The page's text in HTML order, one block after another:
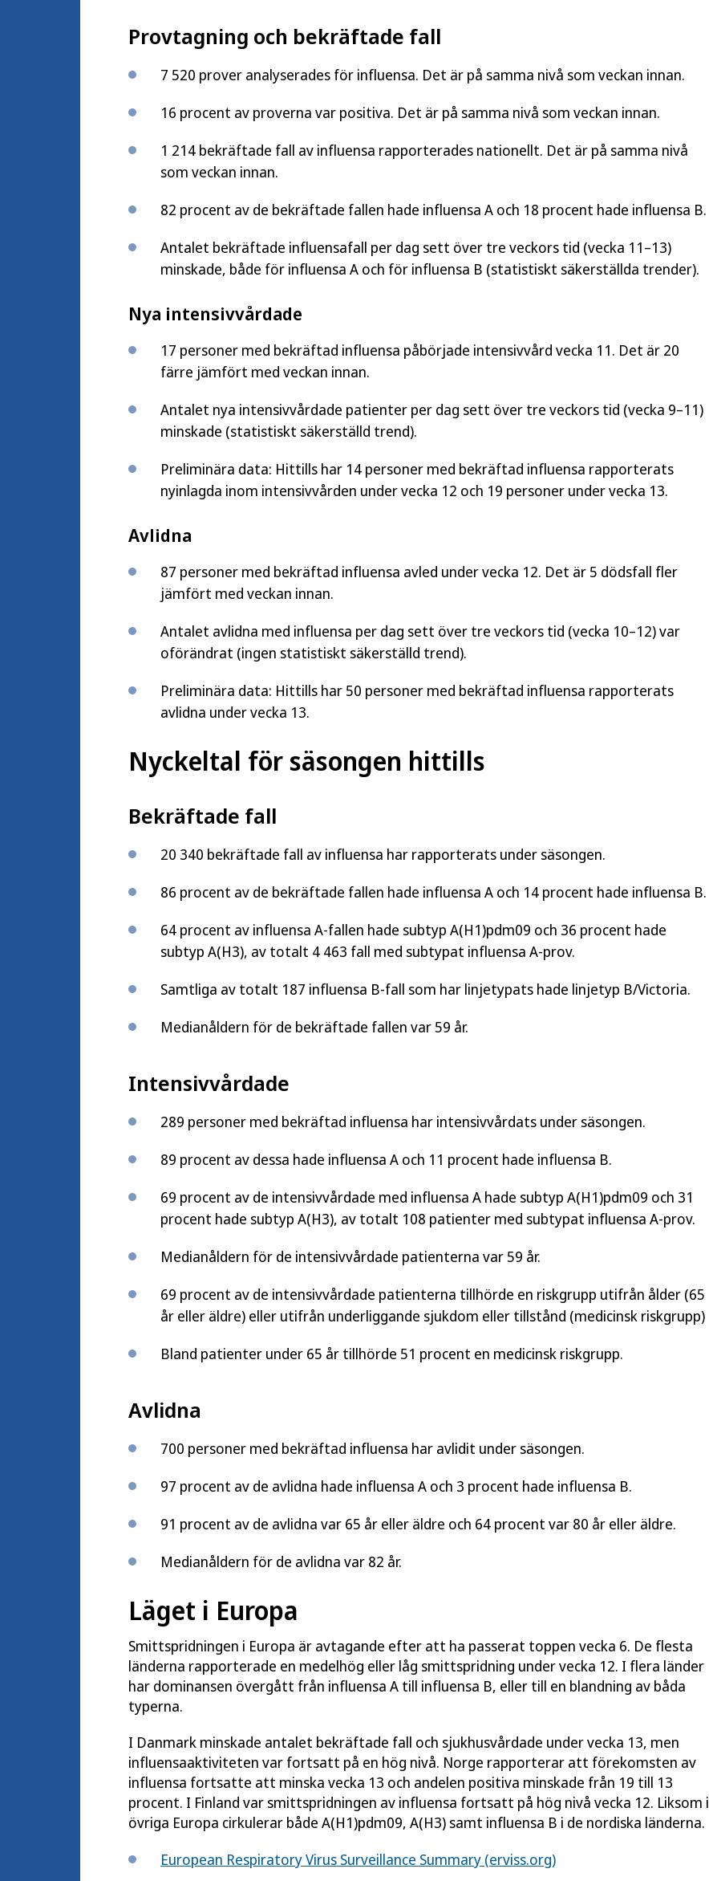
Provtagning och bekräftade fall
7 520 prover analyserades för influensa. Det är på samma nivå som veckan innan.
16 procent av proverna var positiva. Det är på samma nivå som veckan innan.
1 214 bekräftade fall av influensa rapporterades nationellt. Det är på samma nivå
som veckan innan.
82 procent av de bekräftade fallen hade influensa A och 18 procent hade influensa B.
Antalet bekräftade influensafall per dag sett över tre veckors tid (vecka 11–13)
minskade, både för influensa A och för influensa B (statistiskt säkerställda trender).
Nya intensivvårdade
17 personer med bekräftad influensa påbörjade intensivvård vecka 11. Det är 20
färre jämfört med veckan innan.
Antalet nya intensivvårdade patienter per dag sett över tre veckors tid (vecka 9–11)
minskade (statistiskt säkerställd trend).
Preliminära data: Hittills har 14 personer med bekräftad influensa rapporterats
nyinlagda inom intensivvården under vecka 12 och 19 personer under vecka 13.
Avlidna
87 personer med bekräftad influensa avled under vecka 12. Det är 5 dödsfall fler
jämfört med veckan innan.
Antalet avlidna med influensa per dag sett över tre veckors tid (vecka 10–12) var
oförändrat (ingen statistiskt säkerställd trend).
Preliminära data: Hittills har 50 personer med bekräftad influensa rapporterats
avlidna under vecka 13.
Nyckeltal för säsongen hittills
Bekräftade fall
20 340 bekräftade fall av influensa har rapporterats under säsongen.
86 procent av de bekräftade fallen hade influensa A och 14 procent hade influensa B.
64 procent av influensa A-fallen hade subtyp A(H1)pdm09 och 36 procent hade
subtyp A(H3), av totalt 4 463 fall med subtypat influensa A-prov.
Samtliga av totalt 187 influensa B-fall som har linjetypats hade linjetyp B/Victoria.
Medianåldern för de bekräftade fallen var 59 år.
Intensivvårdade
289 personer med bekräftad influensa har intensivvårdats under säsongen.
89 procent av dessa hade influensa A och 11 procent hade influensa B.
69 procent av de intensivvårdade med influensa A hade subtyp A(H1)pdm09 och 31
procent hade subtyp A(H3), av totalt 108 patienter med subtypat influensa A-prov.
Medianåldern för de intensivvårdade patienterna var 59 år.
69 procent av de intensivvårdade patienterna tillhörde en riskgrupp utifrån ålder (65
år eller äldre) eller utifrån underliggande sjukdom eller tillstånd (medicinsk riskgrupp)
Bland patienter under 65 år tillhörde 51 procent en medicinsk riskgrupp.
Avlidna
700 personer med bekräftad influensa har avlidit under säsongen.
97 procent av de avlidna hade influensa A och 3 procent hade influensa B.
91 procent av de avlidna var 65 år eller äldre och 64 procent var 80 år eller äldre.
Medianåldern för de avlidna var 82 år.
Läget i Europa
Smittspridningen i Europa är avtagande efter att ha passerat toppen vecka 6. De flesta
länderna rapporterade en medelhög eller låg smittspridning under vecka 12. I flera länder
har dominansen övergått från influensa A till influensa B, eller till en blandning av båda
typerna.
I Danmark minskade antalet bekräftade fall och sjukhusvårdade under vecka 13, men
influensaaktiviteten var fortsatt på en hög nivå. Norge rapporterar att förekomsten av
influensa fortsatte att minska vecka 13 och andelen positiva minskade från 19 till 13
procent. I Finland var smittspridningen av influensa fortsatt på hög nivå vecka 12. Liksom i
övriga Europa cirkulerar både A(H1)pdm09, A(H3) samt influensa B i de nordiska länderna.
European Respiratory Virus Surveillance Summary (erviss.org)